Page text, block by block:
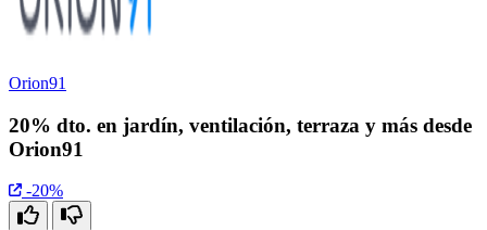
Orion91
20% dto. en jardín, ventilación, terraza y más desde
Orion91
-20%